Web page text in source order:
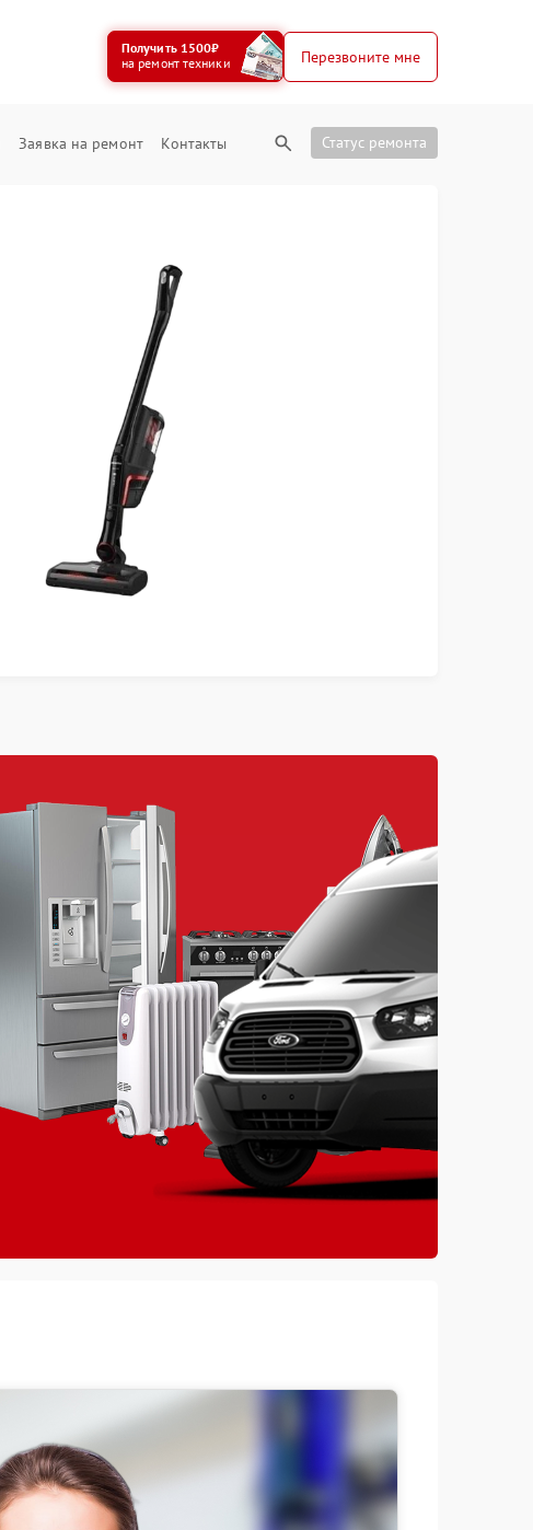
Получить 1500₽
на ремонт техники
Перезвоните мне
Заявка на ремонт Контакты Статус ремонта